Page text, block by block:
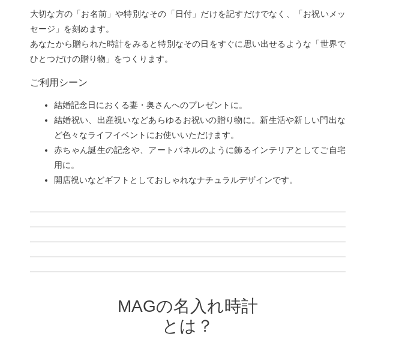
大切な方の「お名前」や特別なその「日付」だけを記すだけでなく、「お祝いメッ
セージ」を刻めます。
あなたから贈られた時計をみると特別なその日をすぐに思い出せるような「世界で
ひとつだけの贈り物」をつくります。
ご利用シーン
結婚記念日におくる妻・奥さんへのプレゼントに。
結婚祝い、出産祝いなどあらゆるお祝いの贈り物に。新生活や新しい門出な
ど色々なライフイベントにお使いいただけます。
赤ちゃん誕生の記念や、アートパネルのように飾るインテリアとしてご自宅
用に。
開店祝いなどギフトとしておしゃれなナチュラルデザインです。
MAGの名入れ時計
とは？